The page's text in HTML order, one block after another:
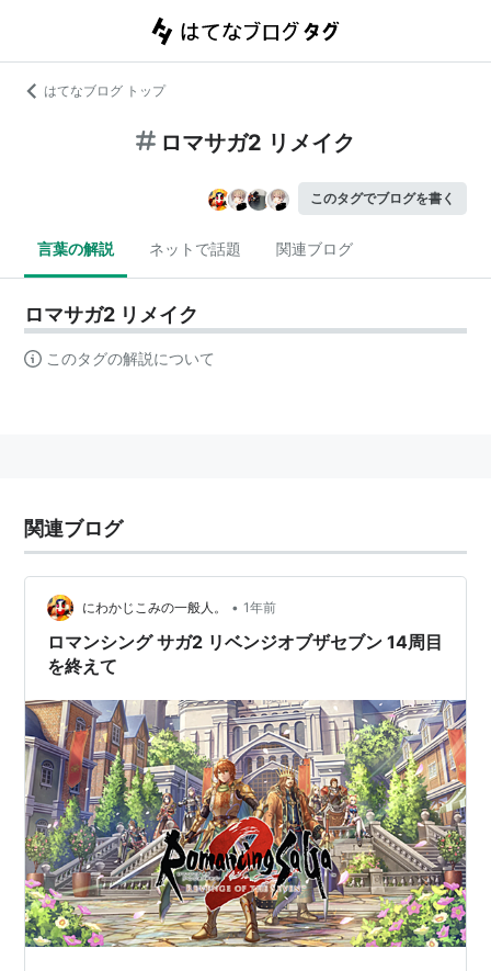
はてなブログ トップ
ロマサガ2 リメイク
このタグでブログを書く
言葉の解説 ネットで話題 関連ブログ
ロマサガ2 リメイク
このタグの解説について
関連ブログ
にわかじこみの一般人。 • 1年前
ロマンシング サガ2 リベンジオブザセブン 14周目
を終えて